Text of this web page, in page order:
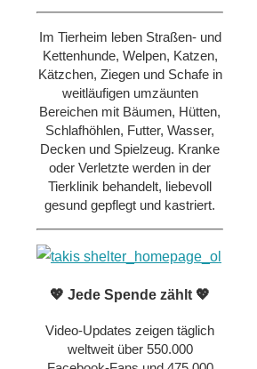
Im Tierheim leben Straßen- und
Kettenhunde, Welpen, Katzen,
Kätzchen, Ziegen und Schafe in
weitläufigen umzäunten
Bereichen mit Bäumen, Hütten,
Schlafhöhlen, Futter, Wasser,
Decken und Spielzeug. Kranke
oder Verletzte werden in der
Tierklinik behandelt, liebevoll
gesund gepflegt und kastriert.
💖 Jede Spende zählt 💖
Video-Updates zeigen täglich
weltweit über 550.000